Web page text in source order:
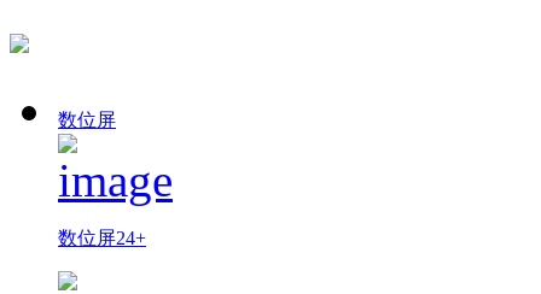
数位屏
数位屏24+